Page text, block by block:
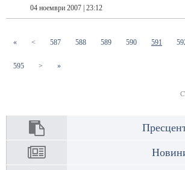
04 ноември 2007 | 23:12
« < 587(current)
588(current)
589(current)
590(current)
591
595(current)
> »